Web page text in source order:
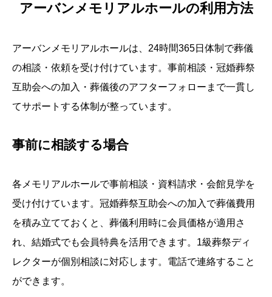
アーバンメモリアルホールの利用方法
アーバンメモリアルホールは、24時間365日体制で葬儀
の相談・依頼を受け付けています。事前相談・冠婚葬祭
互助会への加入・葬儀後のアフターフォローまで一貫し
てサポートする体制が整っています。
事前に相談する場合
各メモリアルホールで事前相談・資料請求・会館見学を
受け付けています。冠婚葬祭互助会への加入で葬儀費用
を積み立てておくと、葬儀利用時に会員価格が適用さ
れ、結婚式でも会員特典を活用できます。1級葬祭ディ
レクターが個別相談に対応します。電話で連絡すること
ができます。